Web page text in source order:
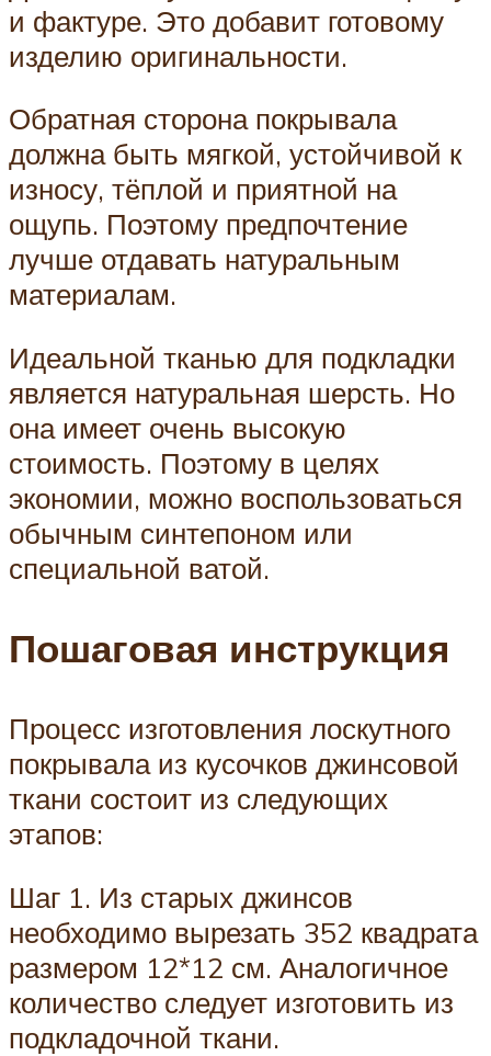
и фактуре. Это добавит готовому
изделию оригинальности.
Обратная сторона покрывала
должна быть мягкой, устойчивой к
износу, тёплой и приятной на
ощупь. Поэтому предпочтение
лучше отдавать натуральным
материалам.
Идеальной тканью для подкладки
является натуральная шерсть. Но
она имеет очень высокую
стоимость. Поэтому в целях
экономии, можно воспользоваться
обычным синтепоном или
специальной ватой.
Пошаговая инструкция
Процесс изготовления лоскутного
покрывала из кусочков джинсовой
ткани состоит из следующих
этапов:
Шаг 1. Из старых джинсов
необходимо вырезать 352 квадрата
размером 12*12 см. Аналогичное
количество следует изготовить из
подкладочной ткани.